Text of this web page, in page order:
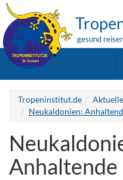
gesund
Tropeninstitut.de
Neukaldonien:
Anhaltende